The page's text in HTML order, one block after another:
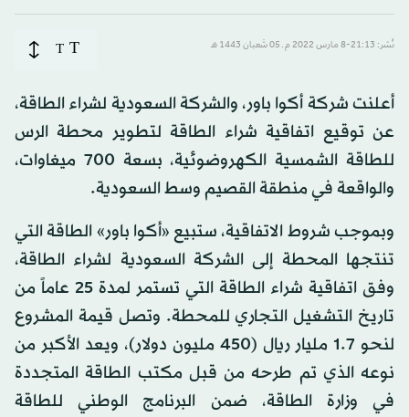
نُشر: 21:13-8 مارس 2022 م ـ 05 شَعبان 1443 هـ T
T
أعلنت شركة أكوا باور، والشركة السعودية لشراء الطاقة،
عن توقيع اتفاقية شراء الطاقة لتطوير محطة الرس
للطاقة الشمسية الكهروضوئية، بسعة 700 ميغاوات،
والواقعة في منطقة القصيم وسط السعودية.
وبموجب شروط الاتفاقية، ستبيع «أكوا باور» الطاقة التي
تنتجها المحطة إلى الشركة السعودية لشراء الطاقة،
وفق اتفاقية شراء الطاقة التي تستمر لمدة 25 عاماً من
تاريخ التشغيل التجاري للمحطة. وتصل قيمة المشروع
لنحو 1.7 مليار ريال (450 مليون دولار)، ويعد الأكبر من
نوعه الذي تم طرحه من قبل مكتب الطاقة المتجددة
في وزارة الطاقة، ضمن البرنامج الوطني للطاقة